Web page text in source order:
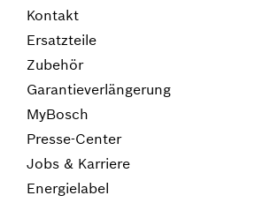
Kontakt
Ersatzteile
Zubehör
Garantieverlängerung
MyBosch
Presse-Center
Jobs & Karriere
Energielabel